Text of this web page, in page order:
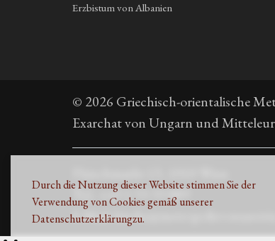
Durch die Nutzung dieser Website stimmen Sie der
Verwendung von Cookies gemäß unserer
Datenschutzerklärungzu.
Erzbistum von Albanien
© 2026 Griechisch-orientalische
Exarchat von Ungarn und
Τηλ. +43 1 53 33 889
E-Mail: